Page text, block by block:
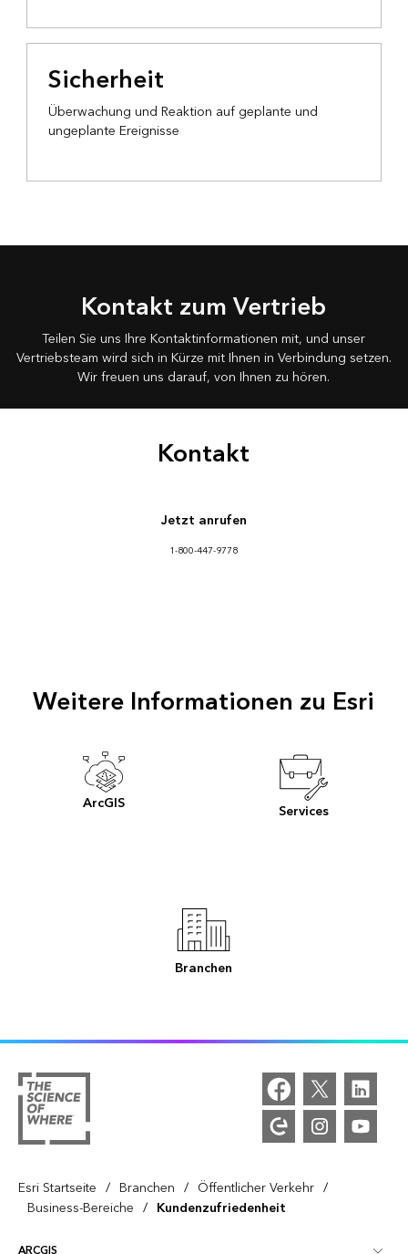
Sicherheit
Überwachung und Reaktion auf geplante und
ungeplante Ereignisse
Kontakt zum Vertrieb
Teilen Sie uns Ihre Kontaktinformationen mit, und unser
Vertriebsteam wird sich in Kürze mit Ihnen in Verbindung setzen.
Wir freuen uns darauf, von Ihnen zu hören.
Kontakt
Jetzt anrufen
1-800-447-9778
Weitere Informationen zu Esri
ArcGIS Services
Branchen
Esri Startseite / Branchen / Öffentlicher Verkehr /
Business-Bereiche / Kundenzufriedenheit